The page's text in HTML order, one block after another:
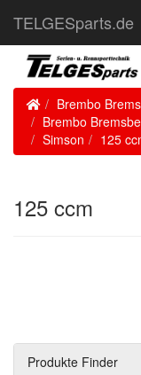
TELGESparts.de
HomeBrembo
Brembo
Simson
125
125 ccm
Produkte Finder